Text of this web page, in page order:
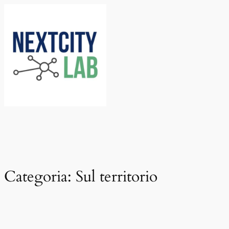
contenuto
Categoria: Sul territorio